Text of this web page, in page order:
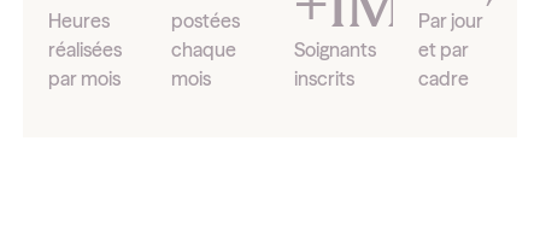
Heures
réalisées
par mois
postées
chaque
mois
Soignants
inscrits
Par jour
et par
cadre